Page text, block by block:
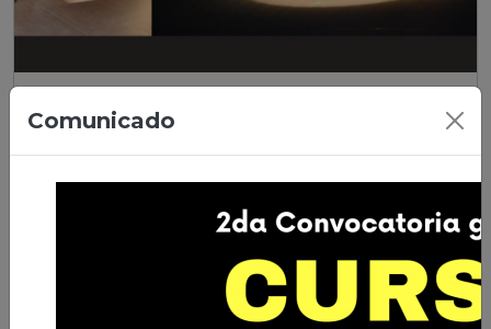
Comunicado